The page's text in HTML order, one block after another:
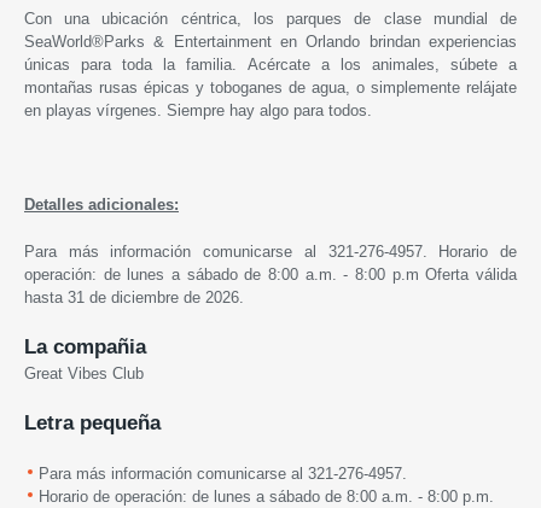
Con una ubicación céntrica, los parques de clase mundial de
SeaWorld®Parks & Entertainment en Orlando brindan experiencias
únicas para toda la familia. Acércate a los animales, súbete a
montañas rusas épicas y toboganes de agua, o simplemente relájate
en playas vírgenes. Siempre hay algo para todos.
Detalles adicionales:
Para más información comunicarse al 321-276-4957. Horario de
operación: de lunes a sábado de 8:00 a.m. - 8:00 p.m Oferta válida
hasta 31 de diciembre de 2026.
La compañia
Great Vibes Club
Letra pequeña
Para más información comunicarse al 321-276-4957.
Horario de operación: de lunes a sábado de 8:00 a.m. - 8:00 p.m.